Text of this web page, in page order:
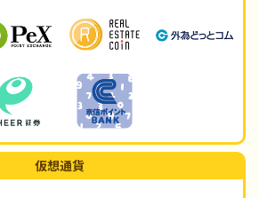
仮想通貨